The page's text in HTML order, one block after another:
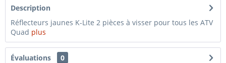
Description
Réflecteurs jaunes K-Lite 2 pièces à visser pour tous les ATV
Quad plus
Évaluations
0